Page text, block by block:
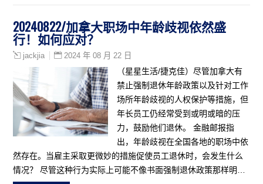
20240822/加拿大职场中年龄歧视依然盛
行！如何应对？
jackjia 2024 年 08 月 22 日
（星星生活/捷克佳）尽管加拿大有
禁止强制退休年龄政策以及针对工作
场所年龄歧视的人权保护等措施，但
年长员工仍经常受到或明或暗的压
力，鼓励他们退休。 金融邮报指
出，年龄歧视在全国各地的职场中依
然存在。当雇主采取更微妙的措施促使员工退休时，会发生什么
情况？ 尽管这种行为实际上可能不像书面强制退休政策那样明…